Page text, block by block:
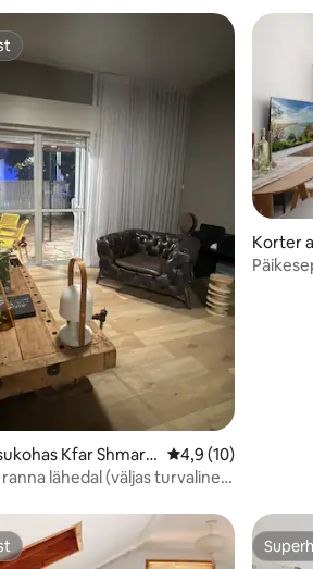
5, 4 hinnangut
Kfar Shmary
Keskmine hinnang
4,9 (10)
lähedal (väljas turvaline
Korter
nim